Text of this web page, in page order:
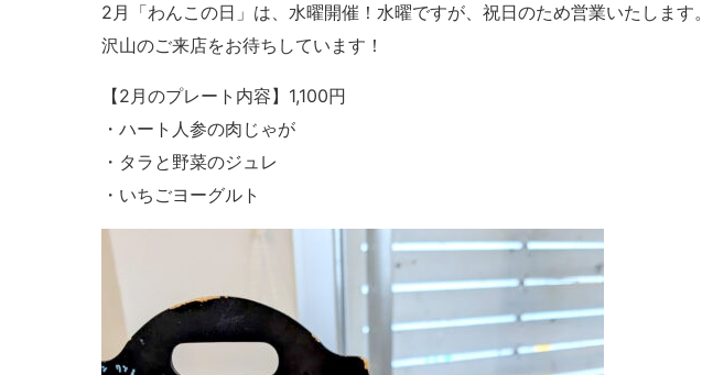
2月「わんこの日」は、水曜開催！水曜ですが、祝日のため営業いたします。
沢山のご来店をお待ちしています！
【2月のプレート内容】1,100円
・ハート人参の肉じゃが
・タラと野菜のジュレ
・いちごヨーグルト